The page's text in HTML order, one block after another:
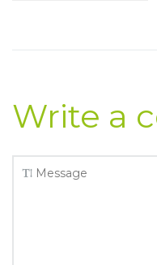
Write a